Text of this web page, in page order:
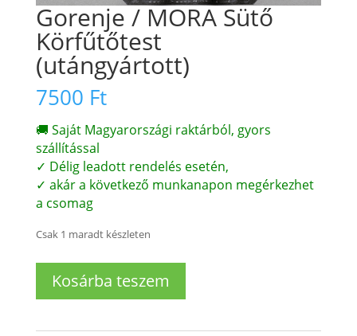
Gorenje / MORA Sütő
Körfűtőtest
(utángyártott)
7500 Ft
🚚 Saját Magyarországi raktárból, gyors
szállítással
✓ Délig leadott rendelés esetén,
✓ akár a következő munkanapon megérkezhet
a csomag
Csak 1 maradt készleten
Kosárba teszem